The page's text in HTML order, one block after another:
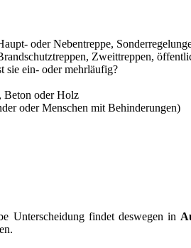
oder Nebentreppe,
Zweittreppen,
sie ein- oder mehrläufig?
Beton oder Holz
oder Menschen mit Behinderungen)
Unterscheidung findet deswegen in